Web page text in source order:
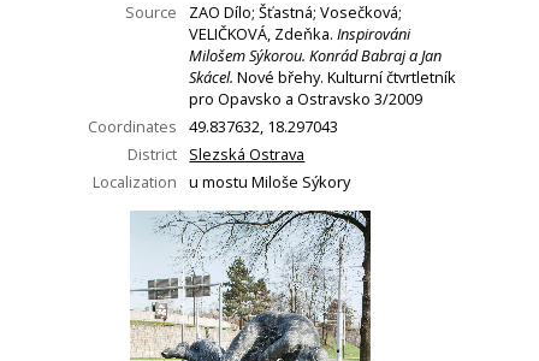
Source
ZAO Dílo; Šťastná; Vosečková;
VELIČKOVÁ, Zdeňka.Inspirováni
Milošem Sýkorou. Konrád Babraj a Jan
Skácel. Nové břehy. Kulturní čtvrtletník
pro Opavsko a Ostravsko 3/2009
Coordinates
49.837632, 18.297043
District
Slezská Ostrava
Localization
u mostu Miloše Sýkory